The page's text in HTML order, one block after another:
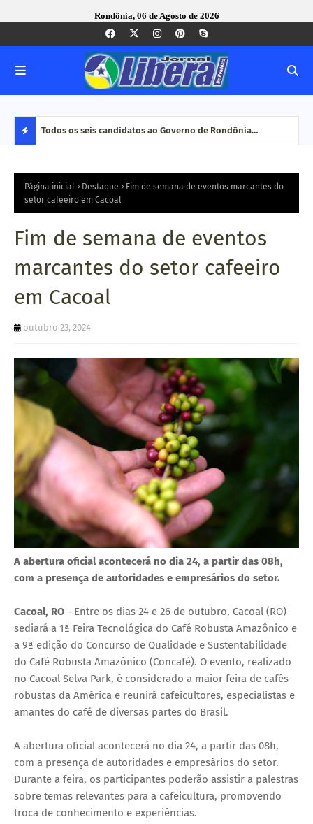
Rondônia, 06 de Agosto de 2026
S
Q
U
foi Todos os seis candidatos ao Governo de Rondônia
Tribunal de Contas
Página inicial Destaque
Fim de semana de eventos marcantes do
setor cafeeiro em Cacoal
Fim de semana de eventos
marcantes do setor cafeeiro
em Cacoal
outubro 23, 2024
A abertura oficial acontecerá no dia 24, a partir das 08h,
com a presença de autoridades e empresários do setor.
Cacoal, RO - Entre os dias 24 e 26 de outubro, Cacoal (RO)
sediará a 1ª Feira Tecnológica do Café Robusta Amazônico e
a 9ª edição do Concurso de Qualidade e Sustentabilidade
do Café Robusta Amazônico (Concafé). O evento, realizado
no Cacoal Selva Park, é considerado a maior feira de cafés
robustas da América e reunirá cafeicultores, especialistas e
amantes do café de diversas partes do Brasil.
A abertura oficial acontecerá no dia 24, a partir das 08h,
com a presença de autoridades e empresários do setor.
Durante a feira, os participantes poderão assistir a palestras
sobre temas relevantes para a cafeicultura, promovendo
troca de conhecimento e experiências.